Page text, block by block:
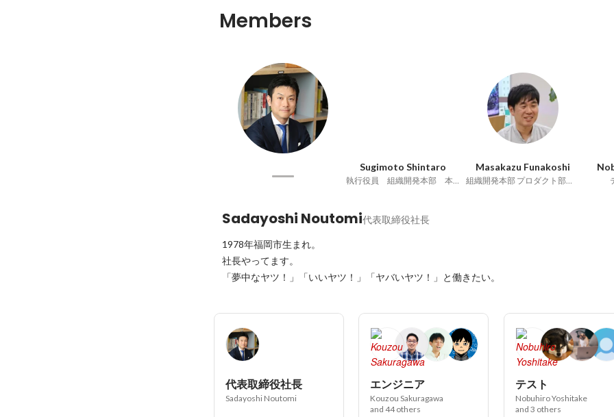
Members
Sugimoto Shintaro
執行役員 組織開発本部 本部長
Masakazu Funakoshi
組織開発本部 プロダクト部門 部門長
Sadayoshi Noutomi代表取締役社長
1978年福岡市生まれ。
社長やってます。
「夢中なヤツ！」「いいヤツ！」「ヤバいヤツ！」と働きたい。
代表取締役社長
Sadayoshi Noutomi
エンジニア
Kouzou Sakuragawa
and 44 others
テスト
Nobuhiro Yoshitake
and 3 others